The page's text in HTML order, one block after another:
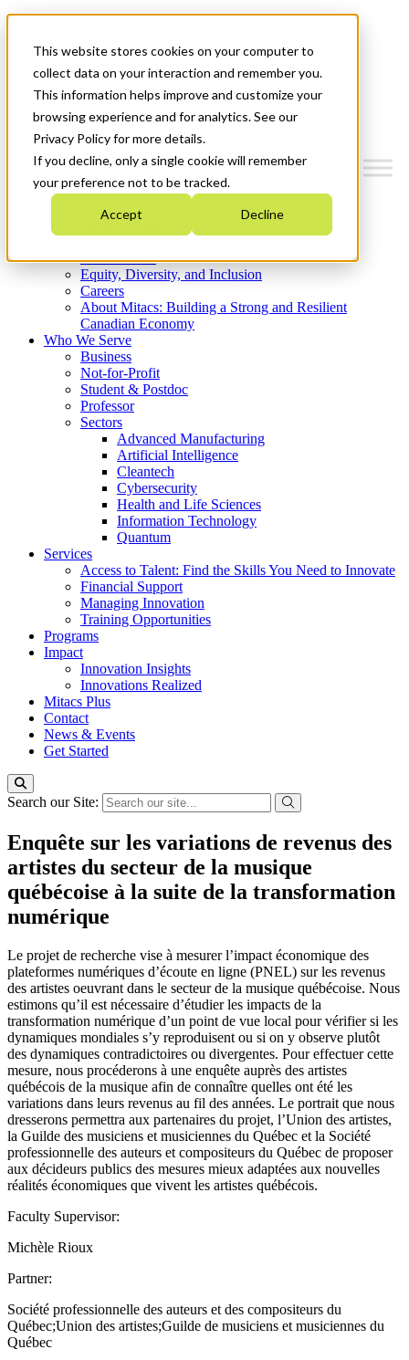
This website stores cookies on your computer to
collect data on your interaction and remember you.
This information helps improve and customize your
browsing experience and for analytics. See our
Privacy Policy for more details.
If you decline, only a single cookie will remember
your preference not to be tracked.
Accept Decline
News & Events
Get Started
Menu
Who We Are
Strategic Plan 2026-2030
What We Do
Equity, Diversity, and Inclusion
Careers
About Mitacs: Building a Strong and Resilient
Canadian Economy
Who We Serve
Business
Not-for-Profit
Student & Postdoc
Professor
Sectors
Advanced Manufacturing
Artificial Intelligence
Cleantech
Cybersecurity
Health and Life Sciences
Information Technology
Quantum
Services
Access to Talent: Find the Skills You Need to Innovate
Financial Support
Managing Innovation
Training Opportunities
Programs
Impact
Innovation Insights
Innovations Realized
Mitacs Plus
Contact
News & Events
Get Started
Search our Site:
Enquête sur les variations de revenus des
artistes du secteur de la musique
québécoise à la suite de la transformation
numérique
Le projet de recherche vise à mesurer l’impact économique des
plateformes numériques d’écoute en ligne (PNEL) sur les revenus
des artistes oeuvrant dans le secteur de la musique québécoise. Nous
estimons qu’il est nécessaire d’étudier les impacts de la
transformation numérique d’un point de vue local pour vérifier si les
dynamiques mondiales s’y reproduisent ou si on y observe plutôt
des dynamiques contradictoires ou divergentes. Pour effectuer cette
mesure, nous procéderons à une enquête auprès des artistes
québécois de la musique afin de connaître quelles ont été les
variations dans leurs revenus au fil des années. Le portrait que nous
dresserons permettra aux partenaires du projet, l’Union des artistes,
la Guilde des musiciens et musiciennes du Québec et la Société
professionnelle des auteurs et compositeurs du Québec de proposer
aux décideurs publics des mesures mieux adaptées aux nouvelles
réalités économiques que vivent les artistes québécois.
Faculty Supervisor:
Michèle Rioux
Partner:
Société professionnelle des auteurs et des compositeurs du
Québec;Union des artistes;Guilde de musiciens et musiciennes du
Québec